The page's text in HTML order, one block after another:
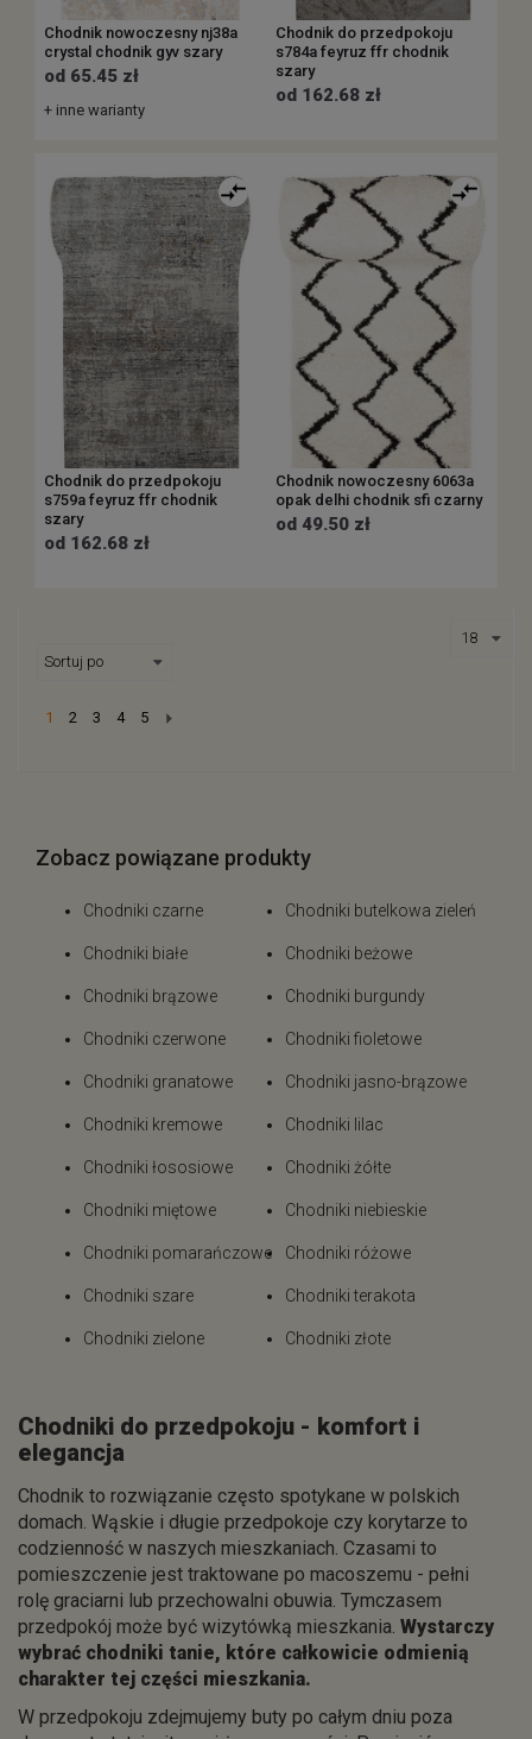
Chodnik nowoczesny nj38a
crystal chodnik gyv szary
od 65.45 zł
+ inne warianty
Chodnik do przedpokoju
s784a feyruz ffr chodnik
szary
od 162.68 zł
Chodnik do przedpokoju
s759a feyruz ffr chodnik
szary
od 162.68 zł
Chodnik nowoczesny 6063a
opak delhi chodnik sfi czarny
od 49.50 zł
1 2 3 4 5
Zobacz powiązane produkty
Chodniki czarne Chodniki butelkowa zieleń
Chodniki białe Chodniki beżowe
Chodniki brązowe Chodniki burgundy
Chodniki czerwone Chodniki fioletowe
Chodniki granatowe Chodniki jasno-brązowe
Chodniki kremowe Chodniki lilac
Chodniki łososiowe Chodniki żółte
Chodniki miętowe Chodniki niebieskie
Chodniki pomarańczowe Chodniki różowe
Chodniki szare Chodniki terakota
Chodniki zielone Chodniki złote
Chodniki do przedpokoju - komfort i
elegancja
Chodnik to rozwiązanie często spotykane w polskich
domach. Wąskie i długie przedpokoje czy korytarze to
codzienność w naszych mieszkaniach. Czasami to
pomieszczenie jest traktowane po macoszemu - pełni
rolę graciarni lub przechowalni obuwia. Tymczasem
przedpokój może być wizytówką mieszkania. Wystarczy
wybrać chodniki tanie, które całkowicie odmienią
charakter tej części mieszkania.
W przedpokoju zdejmujemy buty po całym dniu poza